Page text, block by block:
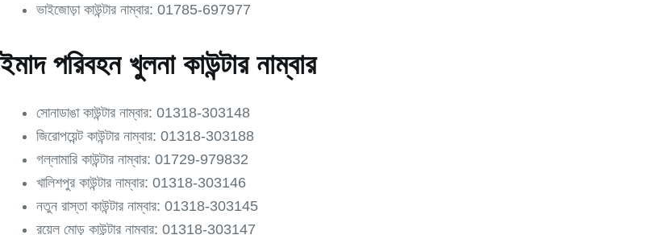
ভাইজোড়া কাউন্টার নাম্বার: 01785-697977
ইমাদ পরিবহন খুলনা কাউন্টার নাম্বার
সোনাডাঙা কাউন্টার নাম্বার: 01318-303148
জিরোপয়েন্ট কাউন্টার নাম্বার: 01318-303188
গল্লামারি কাউন্টার নাম্বার: 01729-979832
খালিশপুর কাউন্টার নাম্বার: 01318-303146
নতুন রাস্তা কাউন্টার নাম্বার: 01318-303145
রয়েল মোড় কাউন্টার নাম্বার: 01318-303147